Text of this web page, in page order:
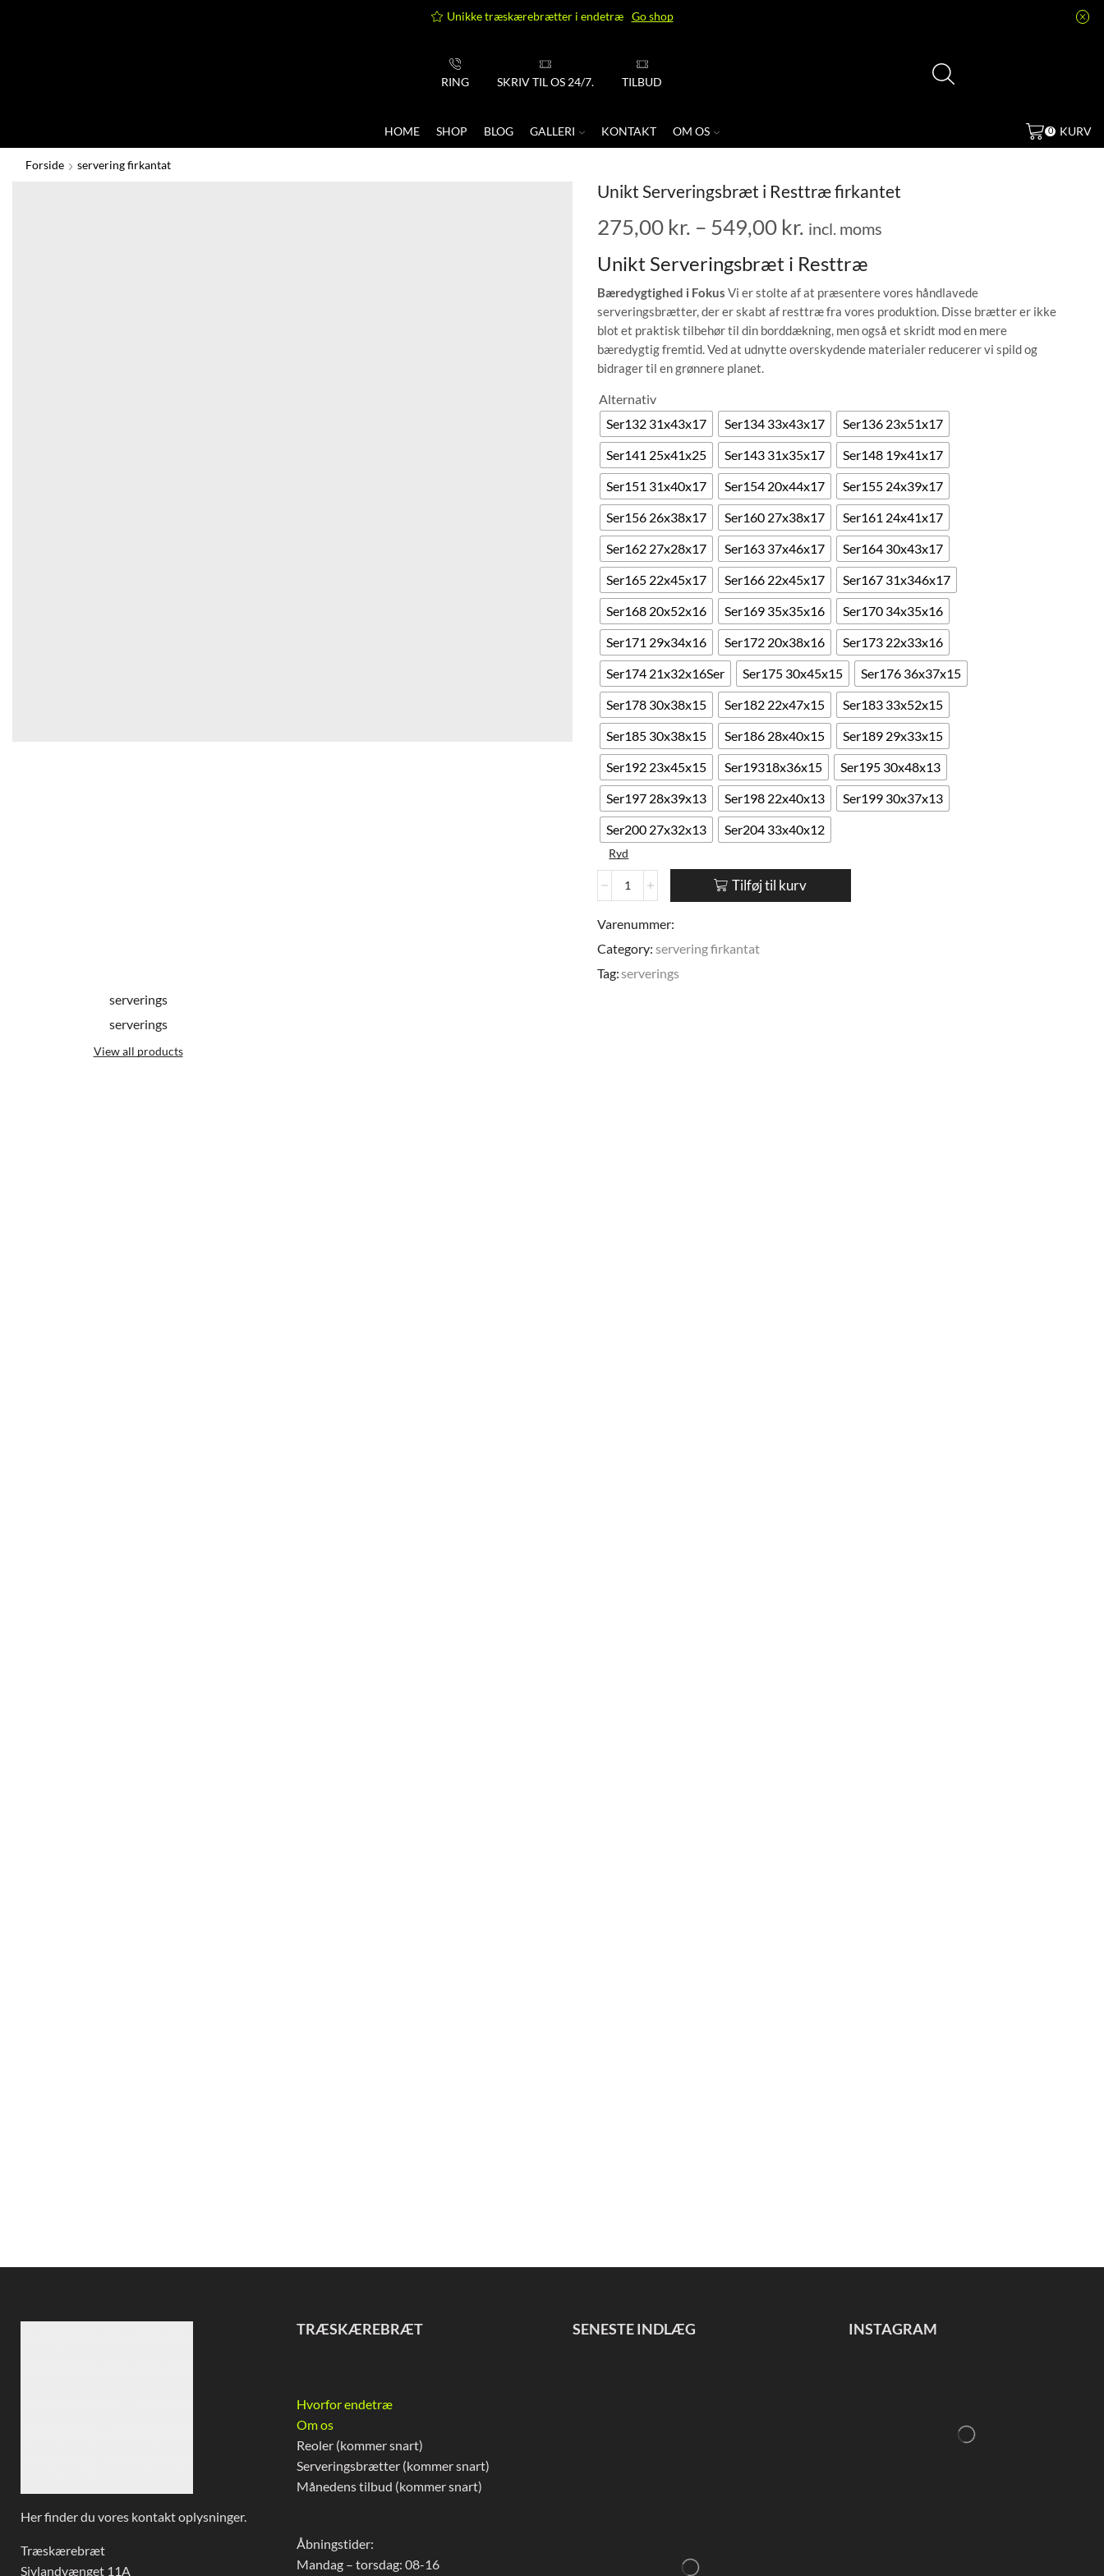
Unikke træskærebrætter i endetræ Go shop
RING SKRIV TIL OS 24/7. TILBUD
HOME SHOP BLOG GALLERI KONTAKT OM OS 0 KURV
Forside servering firkantat
Unikt Serveringsbræt i Resttræ firkantet
275,00 kr. – 549,00 kr. incl. moms
Unikt Serveringsbræt i Resttræ
Bæredygtighed i Fokus Vi er stolte af at præsentere vores håndlavede
serveringsbrætter, der er skabt af resttræ fra vores produktion. Disse brætter er ikke
blot et praktisk tilbehør til din borddækning, men også et skridt mod en mere
bæredygtig fremtid. Ved at udnytte overskydende materialer reducerer vi spild og
bidrager til en grønnere planet.
Alternativ
Ser132 31x43x17
Ser134 33x43x17
Ser136 23x51x17
Ser141 25x41x25
Ser143 31x35x17
Ser148 19x41x17
Ser151 31x40x17
Ser154 20x44x17
Ser155 24x39x17
Ser156 26x38x17
Ser160 27x38x17
Ser161 24x41x17
Ser162 27x28x17
Ser163 37x46x17
Ser164 30x43x17
Ser165 22x45x17
Ser166 22x45x17
Ser167 31x346x17
Ser168 20x52x16
Ser169 35x35x16
Ser170 34x35x16
Ser171 29x34x16
Ser172 20x38x16
Ser173 22x33x16
Ser174 21x32x16Ser
Ser175 30x45x15
Ser176 36x37x15
Ser178 30x38x15
Ser182 22x47x15
Ser183 33x52x15
Ser185 30x38x15
Ser186 28x40x15
Ser189 29x33x15
Ser192 23x45x15
Ser19318x36x15
Ser195 30x48x13
Ser197 28x39x13
Ser198 22x40x13
Ser199 30x37x13
Ser200 27x32x13
Ser204 33x40x12
Ryd
Tilføj til kurv
Varenummer:
Category: servering firkantat
Tag:serverings
serverings
serverings
View all products
Her finder du vores kontakt oplysninger.
Træskærebræt
Sivlandvænget 11A
TRÆSKÆREBRÆT
Hvorfor endetræ
Om os
Reoler (kommer snart)
Serveringsbrætter (kommer snart)
Månedens tilbud (kommer snart)
Åbningstider:
Mandag – torsdag: 08-16
SENESTE INDLÆG INSTAGRAM